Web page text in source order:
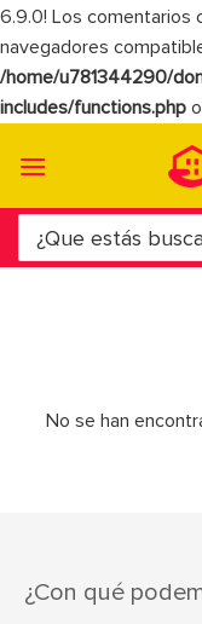
6.9.0! Los comentarios
navegadores
/home/u781344290/
includes/functions.php
Buscar
por:
No se han
¿Con qué